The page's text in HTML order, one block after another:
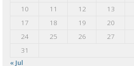
10
11 12 13
17
18 19 20
24
25 26 27
31
« Jul